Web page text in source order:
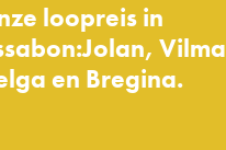
loopreis in
Vilma
en Bregina.